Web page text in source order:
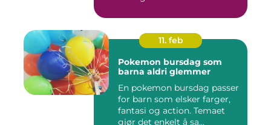
11. feb
Pokemon bursdag som
barna aldri glemmer
En pokemon bursdag passer
for barn som elsker farger,
fantasi og action. Temaet
gjør det enkelt å sa...